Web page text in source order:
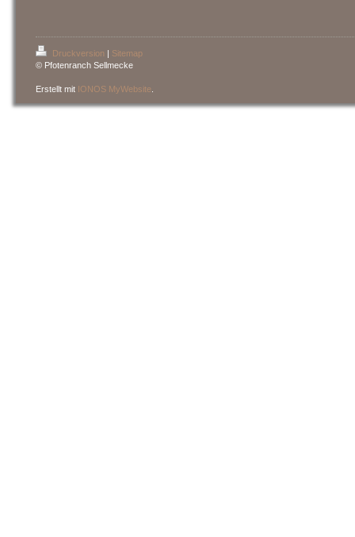
Druckversion | Sitemap
© Pfotenranch Sellmecke
Erstellt mit IONOS MyWebsite